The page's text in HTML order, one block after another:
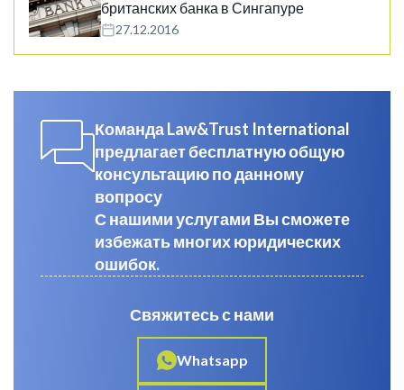
британских банка в Сингапуре
27.12.2016
Команда Law&Trust International
предлагает бесплатную общую
консультацию по данному
вопросу
С нашими услугами Вы сможете
избежать многих юридических
ошибок.
Свяжитесь с нами
Whatsapp